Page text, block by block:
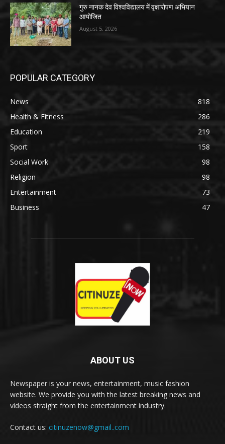
गुरु नानक देव विश्वविद्यालय में वृक्षारोपण अभियान
आयोजित
August 5, 2026
POPULAR CATEGORY
News
818
Health & Fitness
286
Education
219
Sport
158
Social Work
98
Religion
98
Entertainment
73
Business
47
ABOUT US
Newspaper is your news, entertainment, music fashion
website. We provide you with the latest breaking news and
videos straight from the entertainment industry.
Contact us: citinuzenow@gmail..com